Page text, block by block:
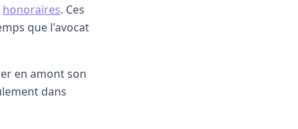
honoraires. Ces
que l'avocat
en amont son
dans